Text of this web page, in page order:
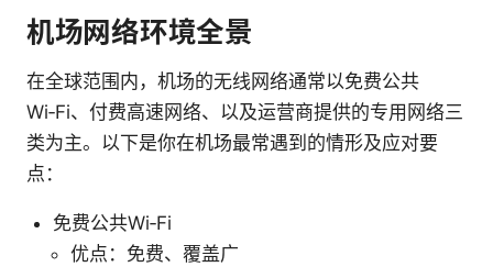
机场网络环境全景
在全球范围内，机场的无线网络通常以免费公共
Wi‑Fi、付费高速网络、以及运营商提供的专用网络三
类为主。以下是你在机场最常遇到的情形及应对要
点：
免费公共Wi‑Fi
优点：免费、覆盖广